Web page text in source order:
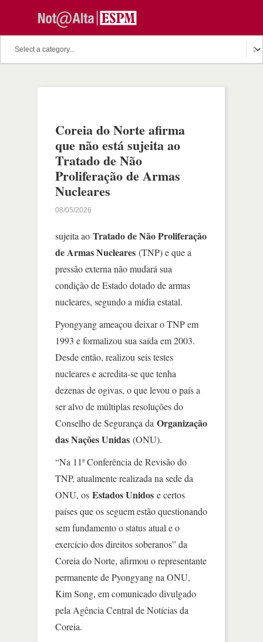
Coreia do Norte afirma
que não está sujeita ao
Tratado de Não
Proliferação de Armas
Nucleares
08/05/2026
sujeita ao Tratado de Não Proliferação
de Armas Nucleares (TNP) e que a
pressão externa não mudará sua
condição de Estado dotado de armas
nucleares, segundo a mídia estatal.
Pyongyang ameaçou deixar o TNP em
1993 e formalizou sua saída em 2003.
Desde então, realizou seis testes
nucleares e acredita-se que tenha
dezenas de ogivas, o que levou o país a
ser alvo de múltiplas resoluções do
Conselho de Segurança da Organização
das Nações Unidas (ONU).
“Na 11ª Conferência de Revisão do
TNP, atualmente realizada na sede da
ONU, os Estados Unidos e certos
países que os seguem estão questionando
sem fundamento o status atual e o
exercício dos direitos soberanos” da
Coreia do Norte, afirmou o representante
permanente de Pyongyang na ONU,
Kim Song, em comunicado divulgado
pela Agência Central de Notícias da
Coreia.